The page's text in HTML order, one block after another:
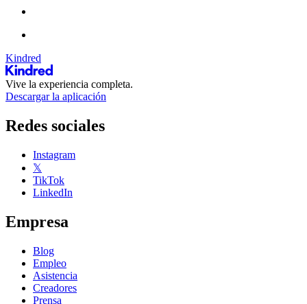
Kindred
Vive la experiencia completa.
Descargar la aplicación
Redes sociales
Instagram
𝕏
TikTok
LinkedIn
Empresa
Blog
Empleo
Asistencia
Creadores
Prensa